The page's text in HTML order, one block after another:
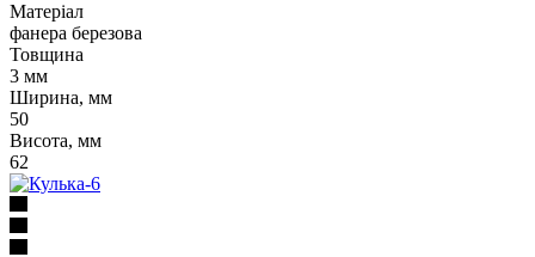
Матеріал
фанера березова
Товщина
3 мм
Ширина, мм
50
Висота, мм
62